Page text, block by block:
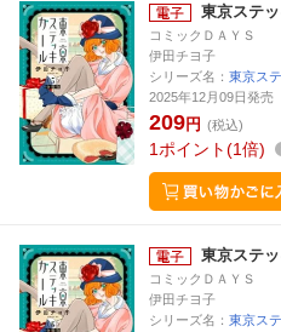
東京ステ
コミックＤＡＹＳ
伊田チヨ子
シリーズ名： 東京ス
2025年12月09日発売
209円 (税込)
1 ポイント 1倍
東京ステ
コミックＤＡＹＳ
伊田チヨ子
シリーズ名： 東京ス